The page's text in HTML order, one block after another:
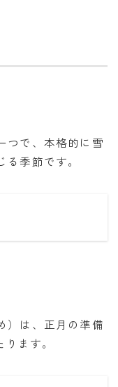
つで、本格的に雪
季節です。
）は、正月の準備
ます。